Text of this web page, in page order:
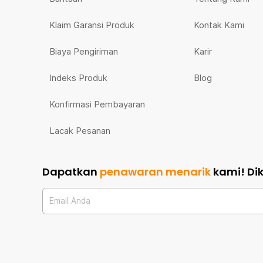
Klaim Garansi Produk
Biaya Pengiriman
Indeks Produk
Konfirmasi Pembayaran
Lacak Pesanan
Kontak Kami
Karir
Blog
Dapatkan penawaran menarik kami!
Email Anda